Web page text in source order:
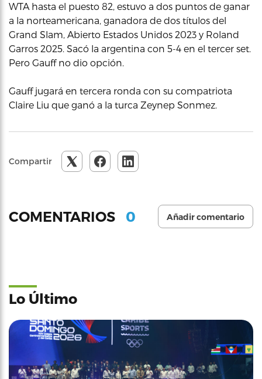
WTA hasta el puesto 82, estuvo a dos puntos de ganar
a la norteamericana, ganadora de dos títulos del
Grand Slam, Abierto Estados Unidos 2023 y Roland
Garros 2025. Sacó la argentina con 5-4 en el tercer set.
Pero Gauff no dio opción.
Gauff jugará en tercera ronda con su compatriota
Claire Liu que ganó a la turca Zeynep Sonmez.
Compartir
COMENTARIOS 0 Añadir comentario
Lo Último